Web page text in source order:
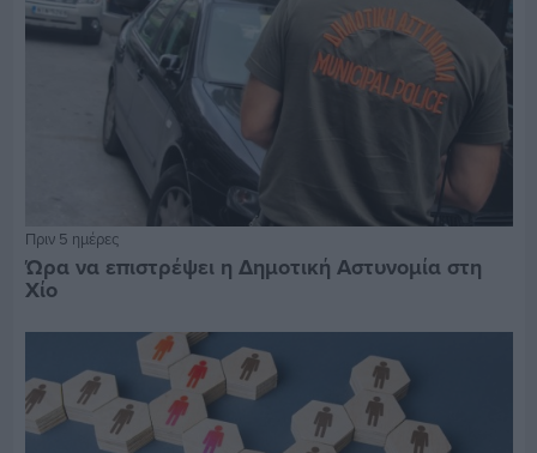
Πριν 5 ημέρες
Ώρα να επιστρέψει η Δημοτική Αστυνομία στη
Χίο